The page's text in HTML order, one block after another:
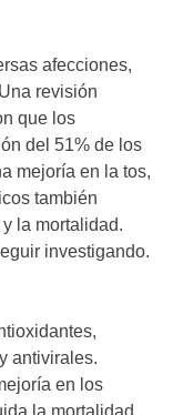
afecciones,
revisión
que los
del 51% de los
mejoría en la tos,
también
la mortalidad.
investigando.
antivirales.
en los
la mortalidad